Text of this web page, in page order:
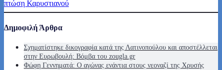
πτώση Καρυστιανού
Δημοφιλή Άρθρα
Σχηματίστηκε δικογραφία κατά της Λατινοπούλου και αποστέλλεται
στην Ευρωβουλή: Βόμβα του zougla.gr
Φώφη Γεννηματά: Ο αγώνας ενάντια στους νεοναζί της Χρυσής